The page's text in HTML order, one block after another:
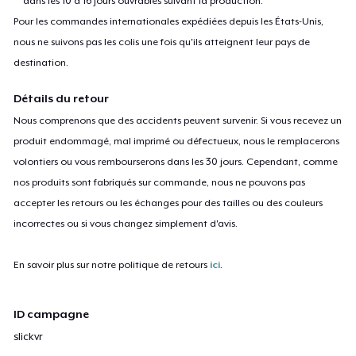
Pour les commandes internationales expédiées depuis les États-Unis,
nous ne suivons pas les colis une fois qu'ils atteignent leur pays de
destination.
Détails du retour
Nous comprenons que des accidents peuvent survenir. Si vous recevez un
produit endommagé, mal imprimé ou défectueux, nous le remplacerons
volontiers ou vous rembourserons dans les 30 jours. Cependant, comme
nos produits sont fabriqués sur commande, nous ne pouvons pas
accepter les retours ou les échanges pour des tailles ou des couleurs
incorrectes ou si vous changez simplement d'avis.
En savoir plus sur notre politique de retours ici.
ID campagne
slickvr